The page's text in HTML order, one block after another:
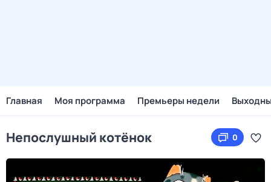
Главная Моя программа Премьеры недели
Непослушный котёнок 0